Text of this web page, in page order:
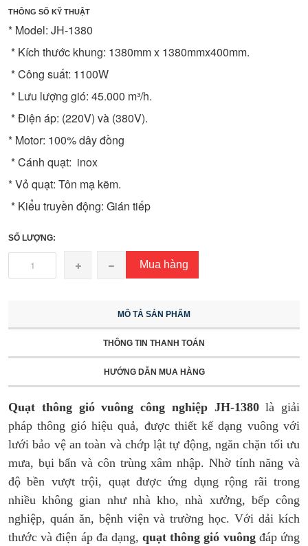
THÔNG SỐ KỸ THUẬT
* Model: JH-1380
* Kích thước khung: 1380mm x 1380mmx400mm.
* Công suất: 1100W
* Lưu lượng gió: 45.000 m³/h.
* Điện áp: (220V) và (380V).
* Motor: 100% dây đồng
* Cánh quạt: inox
* Vỏ quạt: Tôn mạ kẽm.
* Kiểu truyền động: Gián tiếp
SỐ LƯỢNG:
Mua hàng
MÔ TẢ SẢN PHẨM
THÔNG TIN THANH TOÁN
HƯỚNG DẪN MUA HÀNG
Quạt thông gió vuông công nghiệp JH-1380là giải
pháp thông gió hiệu quả, được thiết kế dạng vuông với
lưới bảo vệ an toàn và chớp lật tự động, ngăn chặn tối ưu
mưa, bụi bẩn và côn trùng xâm nhập. Nhờ tính năng và
độ bền vượt trội, quạt được ứng dụng rộng rãi trong
nhiều không gian như nhà kho, nhà xưởng, bếp công
nghiệp, quán ăn, bệnh viện và trường học. Với dải kích
thước và điện áp đa dạng,quạt thông gió vuôngđáp ứng